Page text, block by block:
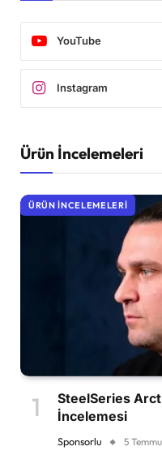
YouTube
Instagram
Ürün İncelemeleri
ÜRÜN İNCELEMELERI
SteelSeries
İncelemesi
Sponsorlu 5